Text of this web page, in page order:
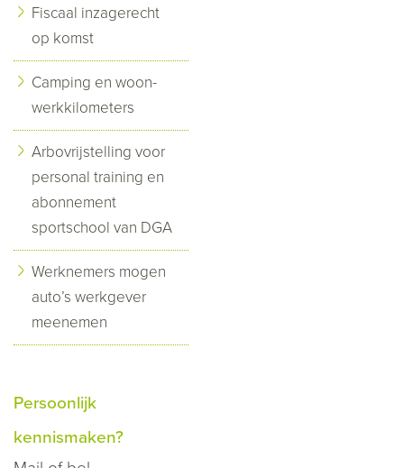
Fiscaal inzagerecht
op komst
Camping en woon-
werkkilometers
Arbovrijstelling voor
personal training en
abonnement
sportschool van DGA
Werknemers mogen
auto’s werkgever
meenemen
Persoonlijk
kennismaken?